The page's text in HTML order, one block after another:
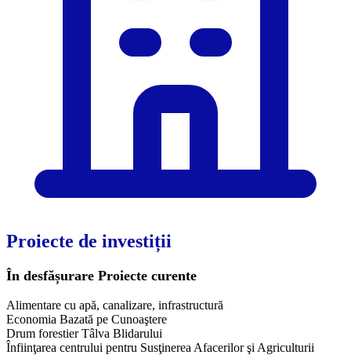
Proiecte de investiții
În desfășurare Proiecte curente
Alimentare cu apă, canalizare, infrastructură
Economia Bazată pe Cunoaştere
Drum forestier Tâlva Blidarului
Înfiinţarea centrului pentru Susţinerea Afacerilor şi Agriculturii